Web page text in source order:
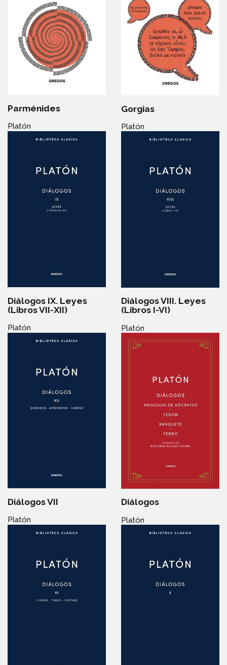
Parménides
Platón
Gorgias
Platón
Diálogos IX. Leyes
(Libros VII-XII)
Platón
Diálogos VIII. Leyes
(Libros I-VI)
Platón
Diálogos VII
Platón
Diálogos
Platón